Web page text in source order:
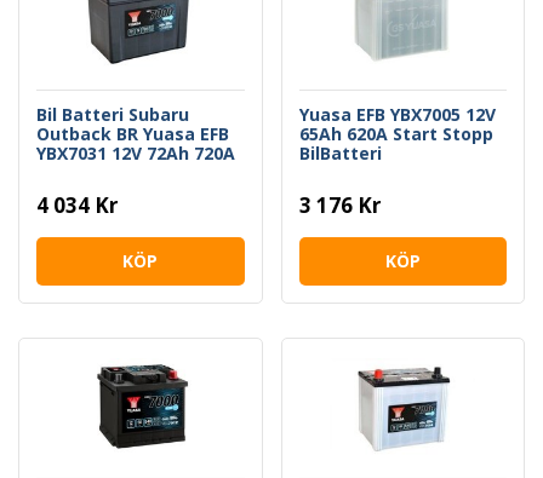
Bil Batteri Subaru
Outback BR Yuasa EFB
YBX7031 12V 72Ah 720A
4 034 Kr
KÖP
Yuasa EFB YBX7005 12V
65Ah 620A Start Stopp
BilBatteri
3 176 Kr
KÖP